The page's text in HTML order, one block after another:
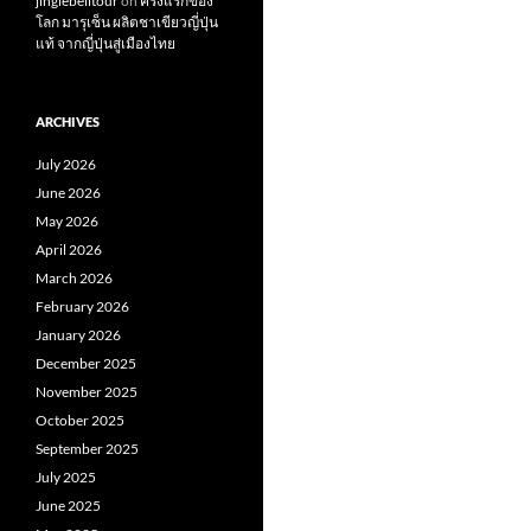
โลก มารุเซ็น ผลิตชาเขียวญี่ปุ่น
แท้ จากญี่ปุ่นสู่เมืองไทย
ARCHIVES
July 2026
June 2026
May 2026
April 2026
March 2026
February 2026
January 2026
December 2025
November 2025
October 2025
September 2025
July 2025
June 2025